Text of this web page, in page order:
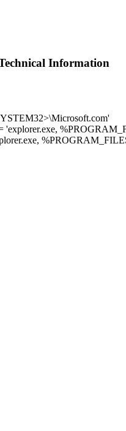
Information